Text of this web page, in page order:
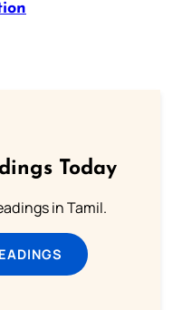
Today
in Tamil.